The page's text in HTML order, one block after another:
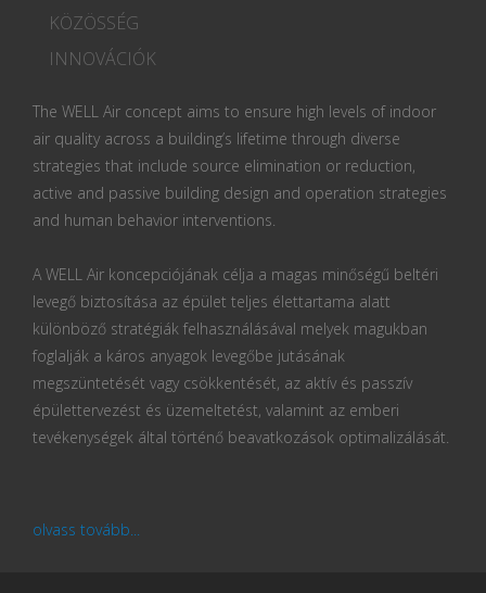
KÖZÖSSÉG
INNOVÁCIÓK
The WELL Air concept aims to ensure high levels of indoor
air quality across a building’s lifetime through diverse
strategies that include source elimination or reduction,
active and passive building design and operation strategies
and human behavior interventions.
A WELL Air koncepciójának célja a magas minőségű beltéri
levegő biztosítása az épület teljes élettartama alatt
különböző stratégiák felhasználásával melyek magukban
foglalják a káros anyagok levegőbe jutásának
megszüntetését vagy csökkentését, az aktív és passzív
épülettervezést és üzemeltetést, valamint az emberi
tevékenységek által történő beavatkozások optimalizálását.
olvass tovább...